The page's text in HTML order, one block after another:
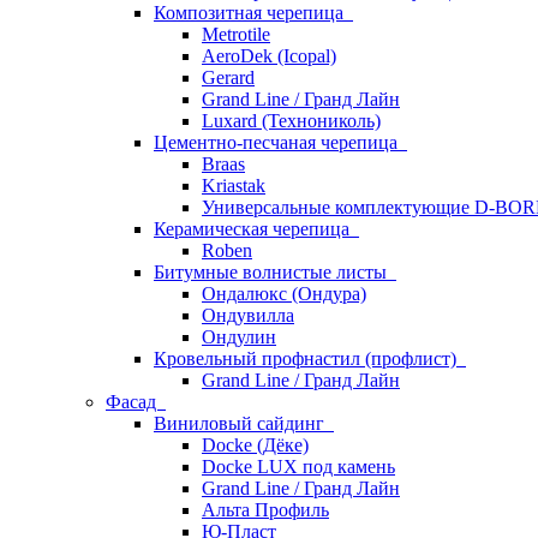
Композитная черепица
Metrotile
AeroDek (Icopal)
Gerard
Grand Line / Гранд Лайн
Luxard (Технониколь)
Цементно-песчаная черепица
Braas
Kriastak
Универсальные комплектующие D-
Керамическая черепица
Roben
Битумные волнистые листы
Ондалюкс (Ондура)
Ондувилла
Ондулин
Кровельный профнастил (профлист)
Grand Line / Гранд Лайн
Фасад
Виниловый сайдинг
Docke (Дёке)
Docke LUX под камень
Grand Line / Гранд Лайн
Альта Профиль
Ю-Пласт